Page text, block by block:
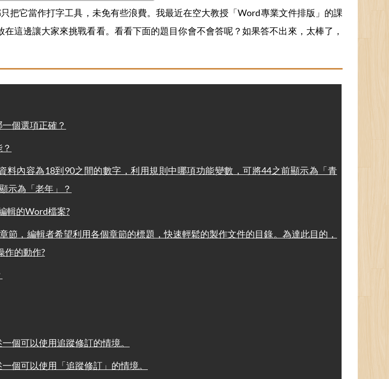
把它當作打字工具，未免有些浪費。我最近在空大教授「Word專業文件排版」的課
這邊讓大家來挑戰看看。看看下面的題目你會不會答呢？如果答不出來，太棒了，
個選項正確？
料內容為18到90之間的數字，利用規則中哪項功能變數，可將44之前顯示為「青
示為「老年」？
輯的Word檔案?
節，編輯者希望利用各個章節的標題，快速輕鬆的製作文件的目錄。為達此目的，
作的動作?
個可以使用追蹤修訂的情境。
個可以使用「追蹤修訂」的情境。